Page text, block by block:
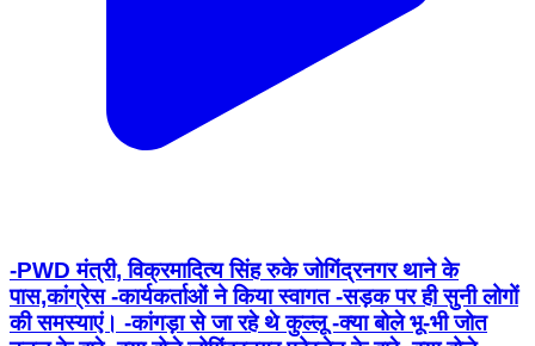
-PWD मंत्री, विक्रमादित्य सिंह रुके जोगिंद्रनगर थाने के
पास,कांग्रेस -कार्यकर्ताओं ने किया स्वागत -सड़क पर ही सुनी लोगों
की समस्याएं। -कांगड़ा से जा रहे थे कुल्लू -क्या बोले भू-भी जोत